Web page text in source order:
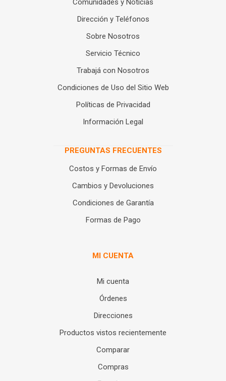
Comunidades y Noticias
Dirección y Teléfonos
Sobre Nosotros
Servicio Técnico
Trabajá con Nosotros
Condiciones de Uso del Sitio Web
Políticas de Privacidad
Información Legal
PREGUNTAS FRECUENTES
Costos y Formas de Envío
Cambios y Devoluciones
Condiciones de Garantía
Formas de Pago
MI CUENTA
Mi cuenta
Órdenes
Direcciones
Productos vistos recientemente
Comparar
Compras